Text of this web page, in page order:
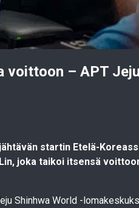
voittoon – APT
startin Etelä-
joka taikoi itsensä
Shinhwa World -